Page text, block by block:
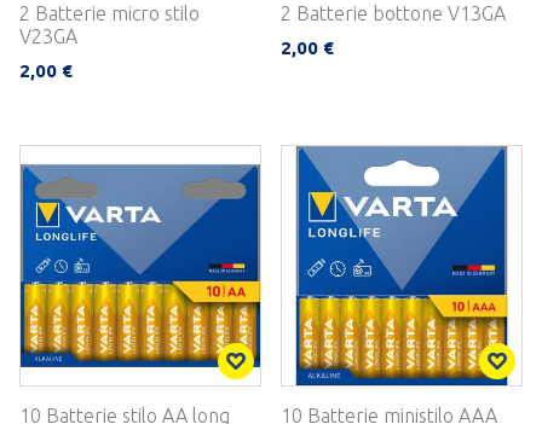
2 Batterie micro stilo
V23GA
2,00 €
2 Batterie bottone V13GA
2,00 €
10 Batterie stilo AA long
10 Batterie ministilo AAA